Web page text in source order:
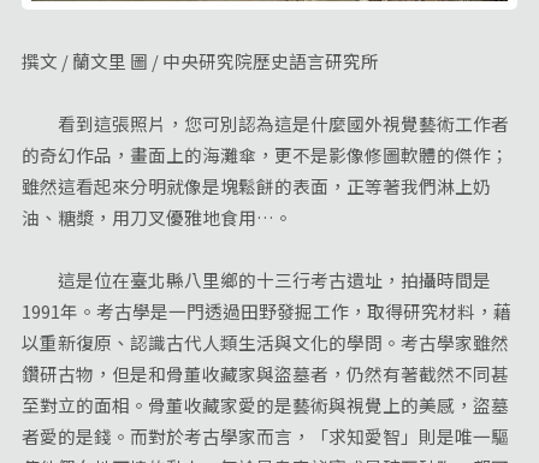
撰文 / 蘭文里 圖 / 中央研究院歷史語言研究所
看到這張照片，您可別認為這是什麼國外視覺藝術工作者
的奇幻作品，畫面上的海灘傘，更不是影像修圖軟體的傑作；
雖然這看起來分明就像是塊鬆餅的表面，正等著我們淋上奶
油、糖漿，用刀叉優雅地食用…。
這是位在臺北縣八里鄉的十三行考古遺址，拍攝時間是
1991年。考古學是一門透過田野發掘工作，取得研究材料，藉
以重新復原、認識古代人類生活與文化的學問。考古學家雖然
鑽研古物，但是和骨董收藏家與盜墓者，仍然有著截然不同甚
至對立的面相。骨董收藏家愛的是藝術與視覺上的美感，盜墓
者愛的是錢。而對於考古學家而言，「求知愛智」則是唯一驅